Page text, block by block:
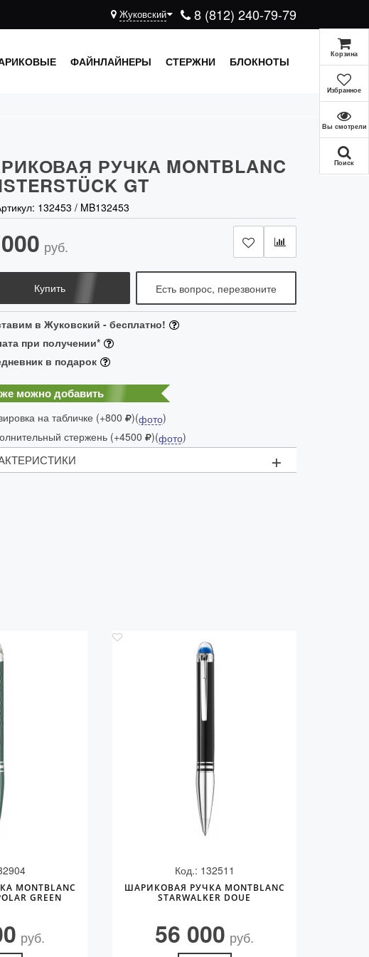
8 (812) 240-79-79
Жуковский
ФАЙНЛАЙНЕРЫ СТЕРЖНИ БЛОКНОТЫ
РУЧКА MONTBLANC
GT
132453 / MB132453
Есть вопрос, перезвоните
руб.
Купить
в Жуковский - бесплатно!
при получении*
в подарок
можно добавить
на табличке (+800 )(фото)
стержень (+4500
)(фото)
+
MONTBLANC
GREEN
руб.
Код.: 132511
ШАРИКОВАЯ РУЧКА MONTBLANC
STARWALKER DOUE
56 000 руб.
Корзина
Избранное
Вы смотрели
Поиск